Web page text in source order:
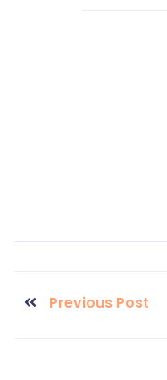
Previous Post